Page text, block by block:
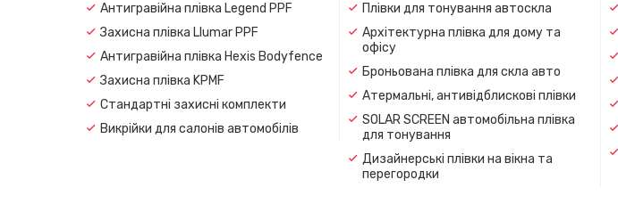
Антигравійна плівка Legend PPF
Захисна плівка Llumar PPF
Антигравійна плівка Hexis Bodyfence
Захисна плівка KPMF
Стандартні захисні комплекти
Викрійки для салонів автомобілів
Плівки для тонування автоскла
Архітектурна плівка для дому та
офісу
Броньована плівка для скла авто
Атермальні, антивідблискові плівки
SOLAR SCREEN автомобільна плівка
для тонування
Дизайнерські плівки на вікна та
перегородки